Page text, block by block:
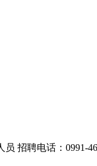
招聘电话：0991-